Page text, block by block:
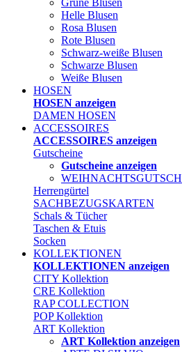
Grüne Blusen
Helle Blusen
Rosa Blusen
Rote Blusen
Schwarz-weiße Blusen
Schwarze Blusen
Weiße Blusen
HOSEN
HOSEN anzeigen
DAMEN HOSEN
ACCESSOIRES
ACCESSOIRES anzeigen
Gutscheine
Gutscheine anzeigen
Herrengürtel
SACHBEZUGSKARTEN
Schals & Tücher
Taschen & Etuis
Socken
KOLLEKTIONEN
KOLLEKTIONEN anzeigen
CITY Kollektion
CRE Kollektion
RAP COLLECTION
POP Kollektion
ART Kollektion
ART Kollektion anzeigen